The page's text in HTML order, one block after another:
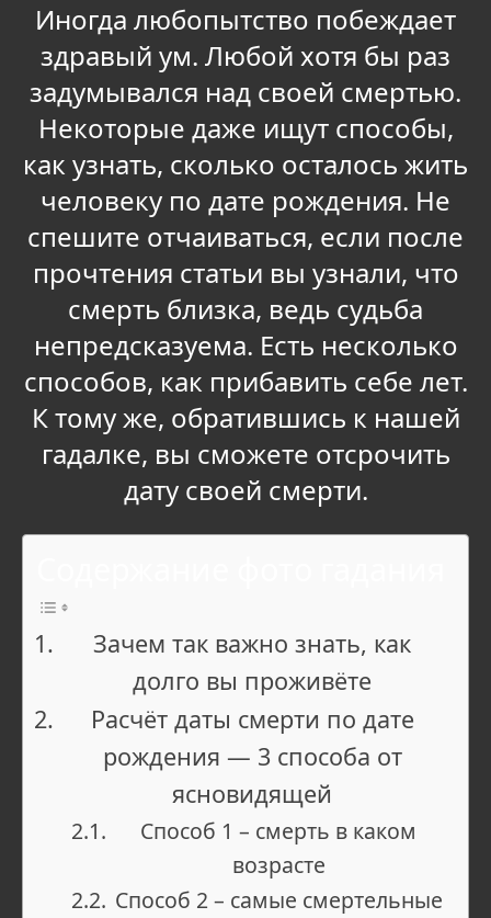
Иногда любопытство побеждает
здравый ум. Любой хотя бы раз
задумывался над своей смертью.
Некоторые даже ищут способы,
как узнать, сколько осталось жить
человеку по дате рождения. Не
спешите отчаиваться, если после
прочтения статьи вы узнали, что
смерть близка, ведь судьба
непредсказуема. Есть несколько
способов, как прибавить себе лет.
К тому же, обратившись к нашей
гадалке, вы сможете отсрочить
дату своей смерти.
Зачем так важно знать, как
долго вы проживёте
Расчёт даты смерти по дате
рождения — 3 способа от
ясновидящей
Способ 1 – смерть в каком
возрасте
Способ 2 – самые смертельные